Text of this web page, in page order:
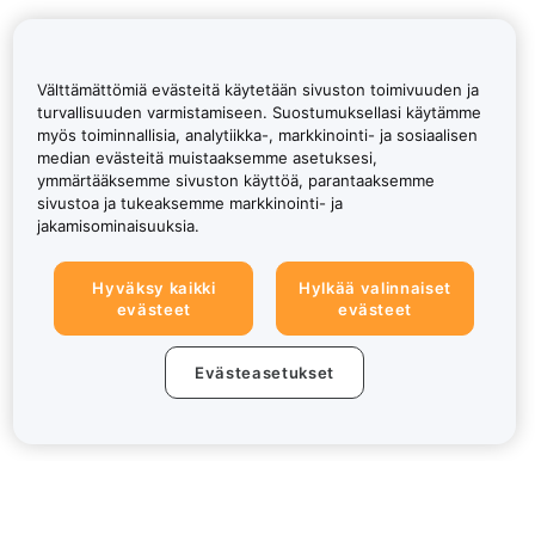
Välttämättömiä evästeitä käytetään sivuston toimivuuden ja
turvallisuuden varmistamiseen. Suostumuksellasi käytämme
myös toiminnallisia, analytiikka-, markkinointi- ja sosiaalisen
median evästeitä muistaaksemme asetuksesi,
ymmärtääksemme sivuston käyttöä, parantaaksemme
sivustoa ja tukeaksemme markkinointi- ja
jakamisominaisuuksia.
Hyväksy kaikki
evästeet
Hylkää valinnaiset
evästeet
Evästeasetukset